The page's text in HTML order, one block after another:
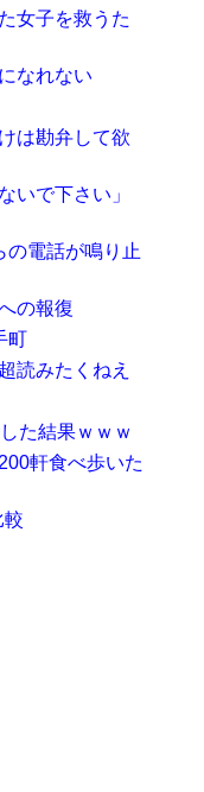
女子を救うた
なれない
は勘弁して欲
いで下さい」
の電話が鳴り止
の報復
町
読みたくねえ
た結果ｗｗｗ
軒食べ歩いた
較